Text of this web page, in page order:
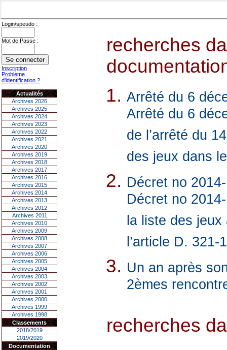
Login/speudo :
Mot de Passe :
Inscription
Problème
d'identification ?
Actualités
Archives 2026
Archives 2025
Archives 2024
Archives 2023
Archives 2022
Archives 2021
Archives 2020
Archives 2019
Archives 2018
Archives 2017
Archives 2016
Archives 2015
Archives 2014
Archives 2013
Archives 2012
Archives 2011
Archives 2010
Archives 2009
Archives 2008
Archives 2007
Archives 2006
Archives 2005
Archives 2004
Archives 2003
Archives 2002
Archives 2001
Archives 2000
Archives 1999
Archives 1998
Classements
2018/2019
2019/2020
Documentation
recherches
Arrêté du 6
Arrêté du 6
de l’arrêté du
des jeux dans
Décret no
Décret no
la liste des
l’article D.
Un an après
2èmes
recherches